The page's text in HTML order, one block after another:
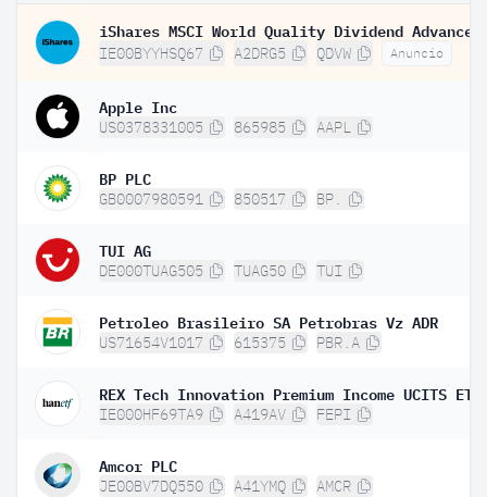
IE00BYYHSQ67 A2DRG5 QDVW Anuncio
Apple Inc
US0378331005 865985 AAPL
BP PLC
GB0007980591 850517 BP.
TUI AG
DE000TUAG505 TUAG50 TUI
Petroleo Brasileiro SA Petrobras Vz ADR
US71654V1017 615375 PBR.A
REX Tech Innovation Premium Income UCITS ETF
IE000HF69TA9 A419AV FEPI
Amcor PLC
JE00BV7DQ550 A41YMQ AMCR